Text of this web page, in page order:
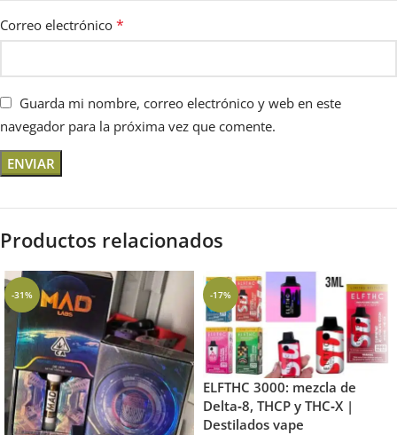
Correo electrónico *
Guarda mi nombre, correo electrónico y web en este
navegador para la próxima vez que comente.
Productos relacionados
-31% -17%
ELFTHC 3000: mezcla de
Delta‑8, THCP y THC‑X |
Destilados vape